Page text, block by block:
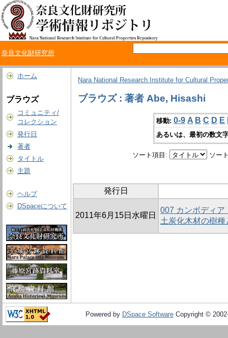
奈良文化財研究所
ホーム
ブラウズ
コミュニティ/
コレクション
発行日
著者
タイトル
主題
ヘルプ
DSpaceについて
Nara National Research Institute for Cultural
ブラウズ : 著者 Abe, Hisashi
移動: 0-9 A B C D E
あるいは、最初の数文
ソート項目: ソー
発行日
2011年6月15日水曜日
007 カンボディア
土炭化木材の樹種
Powered by DSpace Software Copyright ©